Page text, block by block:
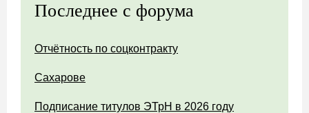
Последнее с форума
Отчётность по соцконтракту
Сахарове
Подписание титулов ЭТрН в 2026 году